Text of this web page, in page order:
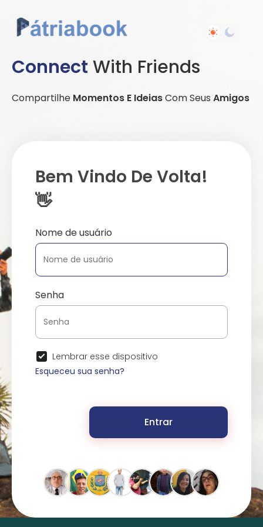
Connect With Friends
Compartilhe Momentos E IdeiasCom Seus Amigos
Bem Vindo De Volta!
👋
Nome de usuário
Senha
Lembrar esse dispositivo
Esqueceu sua senha?
Entrar